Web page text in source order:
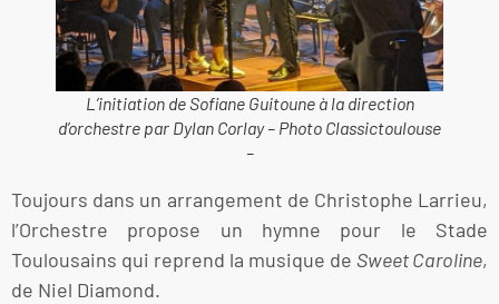
L’initiation de Sofiane Guitoune à la direction
d’orchestre par Dylan Corlay – Photo Classictoulouse
–
Toujours dans un arrangement de Christophe Larrieu,
l’Orchestre propose un hymne pour le Stade
Toulousains qui reprend la musique de Sweet Caroline,
de Niel Diamond.